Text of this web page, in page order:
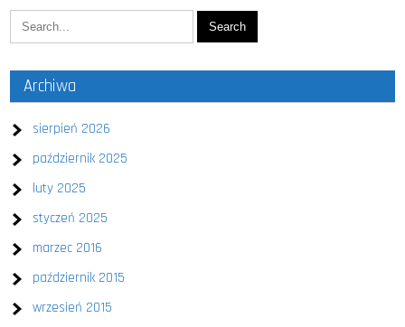
Archiwa
sierpień 2026
październik 2025
luty 2025
styczeń 2025
marzec 2016
październik 2015
wrzesień 2015